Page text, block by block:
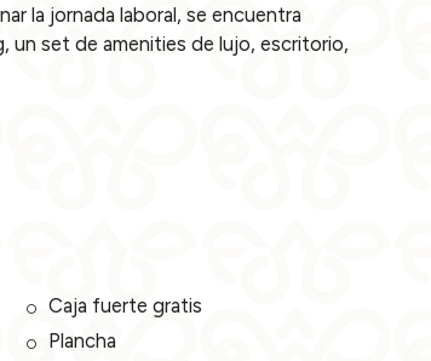
la jornada laboral, se encuentra
un set de amenities de lujo, escritorio,
Caja fuerte gratis
Plancha